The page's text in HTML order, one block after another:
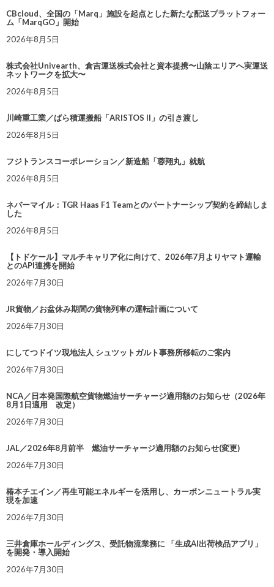
CBcloud、全国の「Marq」施設を起点とした新たな配送プラットフォー
ム「MarqGO」開始
2026年8月5日
株式会社Univearth、倉吉運送株式会社と資本提携〜山陰エリアへ実運送
ネットワークを拡大〜
2026年8月5日
川崎重工業／ばら積運搬船「ARISTOS II」の引き渡し
2026年8月5日
フジトランスコーポレーション／新造船「蓉翔丸」就航
2026年8月5日
ネバーマイル：TGR Haas F1 Teamとのパートナーシップ契約を締結しま
した
2026年8月5日
【トドケール】マルチキャリア化に向けて、2026年7月よりヤマト運輸
とのAPI連携を開始
2026年7月30日
JR貨物／お盆休み期間の貨物列車の運転計画について
2026年7月30日
にしてつドイツ現地法人 シュツットガルト事務所移転のご案内
2026年7月30日
NCA／日本発国際航空貨物燃油サーチャージ適用額のお知らせ（2026年
8月1日適用 改定）
2026年7月30日
JAL／2026年8月前半 燃油サーチャージ適用額のお知らせ(変更)
2026年7月30日
椿本チエイン／再生可能エネルギーを活用し、カーボンニュートラル実
現を加速
2026年7月30日
三井倉庫ホールディングス、受託物流業務に 「生成AI出荷検品アプリ」
を開発・導入開始
2026年7月30日